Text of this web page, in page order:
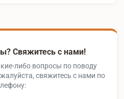
Свяжитесь с нами!
либо вопросы по поводу
свяжитесь с нами по